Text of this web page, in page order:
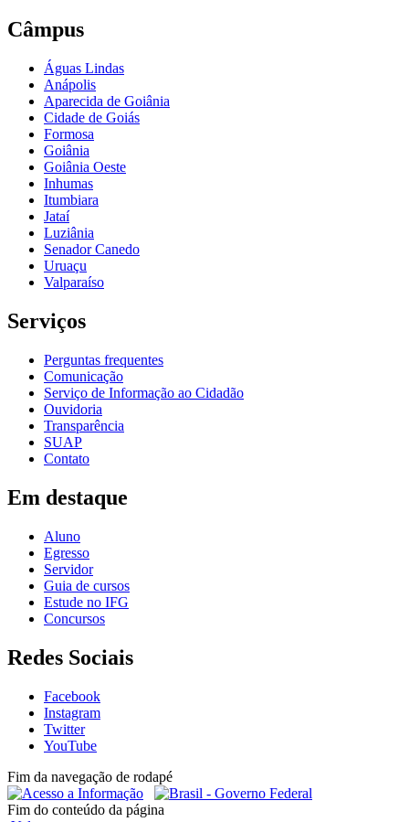
Câmpus
Águas Lindas
Anápolis
Aparecida de Goiânia
Cidade de Goiás
Formosa
Goiânia
Goiânia Oeste
Inhumas
Itumbiara
Jataí
Luziânia
Senador Canedo
Uruaçu
Valparaíso
Serviços
Perguntas frequentes
Comunicação
Serviço de Informação ao Cidadão
Ouvidoria
Transparência
SUAP
Contato
Em destaque
Aluno
Egresso
Servidor
Guia de cursos
Estude no IFG
Concursos
Redes Sociais
Facebook
Instagram
Twitter
YouTube
Fim da navegação de rodapé
Fim do conteúdo da página